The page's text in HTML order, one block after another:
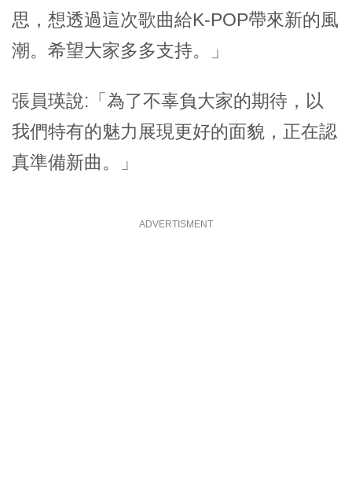
思，想透過這次歌曲給K-POP帶來新的風
潮。希望大家多多支持。」
張員瑛說:「為了不辜負大家的期待，以
我們特有的魅力展現更好的面貌，正在認
真準備新曲。」
ADVERTISMENT